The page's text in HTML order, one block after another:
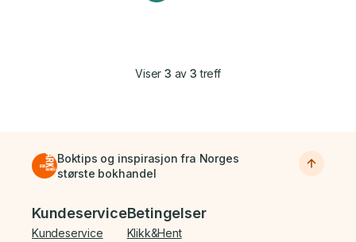
Viser3 av 3 treff
Boktips og inspirasjon fra Norges
største bokhandel
Bunnmeny
Kundeservice
Kundeservice
Betingelser
Klikk&Hent